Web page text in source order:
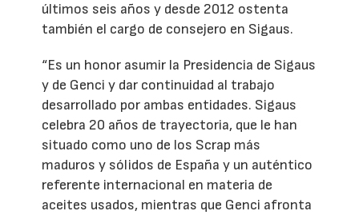
últimos seis años y desde 2012 ostenta
también el cargo de consejero en Sigaus.
“Es un honor asumir la Presidencia de Sigaus
y de Genci y dar continuidad al trabajo
desarrollado por ambas entidades. Sigaus
celebra 20 años de trayectoria, que le han
situado como uno de los Scrap más
maduros y sólidos de España y un auténtico
referente internacional en materia de
aceites usados, mientras que Genci afronta